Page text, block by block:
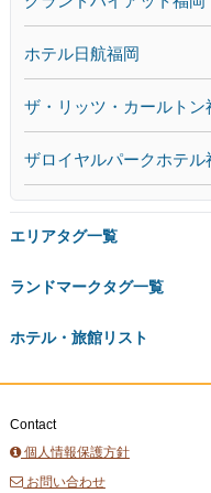
ホテル日航福岡
ザ・リッツ・カールトン
ザロイヤルパークホテル
エリアタグ一覧
ランドマークタグ一覧
ホテル・旅館リスト
Contact
個人情報保護方針
お問い合わせ